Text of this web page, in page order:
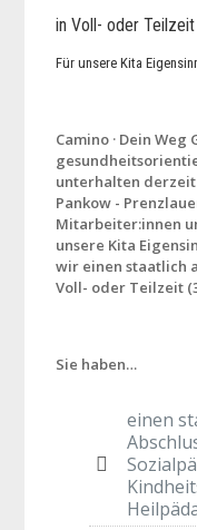
in Voll- oder
Für unsere Kita
Camino · Dein Weg
unterhalten
Pankow -
Mitarbeiter:innen
unsere Kita
wir einen staatlich
Voll- oder Teilzeit
Sie haben…
einen